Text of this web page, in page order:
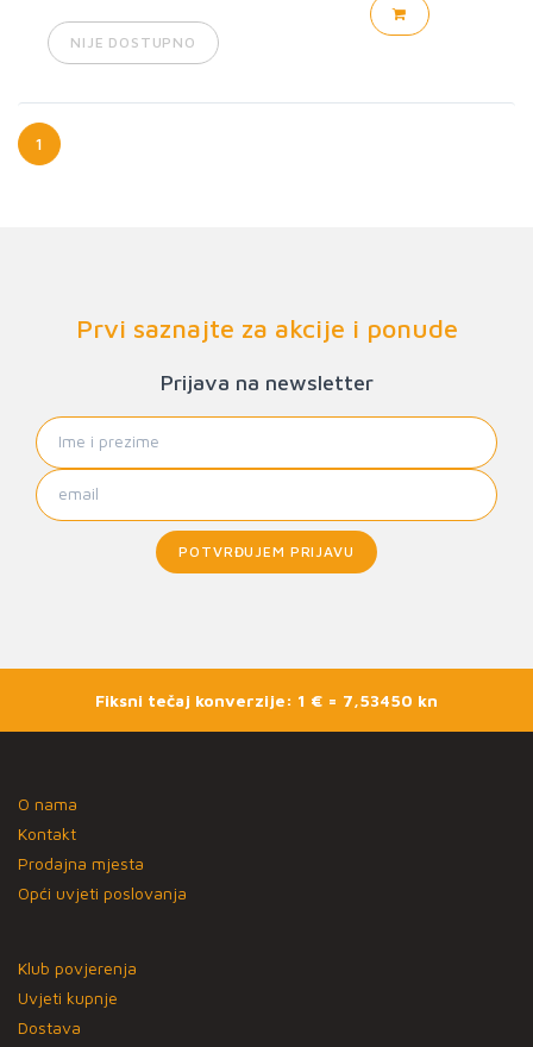
NIJE DOSTUPNO
1
Prvi saznajte za akcije i ponude
Prijava na newsletter
POTVRĐUJEM PRIJAVU
Fiksni tečaj konverzije: 1 € = 7,53450 kn
O nama
Kontakt
Prodajna mjesta
Opći uvjeti poslovanja
Klub povjerenja
Uvjeti kupnje
Dostava